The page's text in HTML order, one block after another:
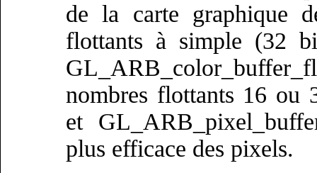
de la carte graphique
flottants à simple (32
nombres flottants 16 ou
et
plus efficace des pixels.